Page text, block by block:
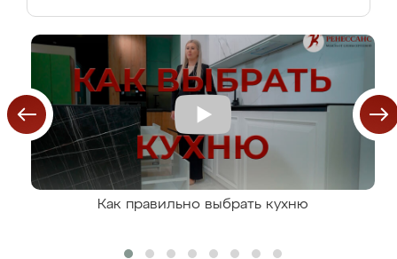
Как правильно выбрать кухню